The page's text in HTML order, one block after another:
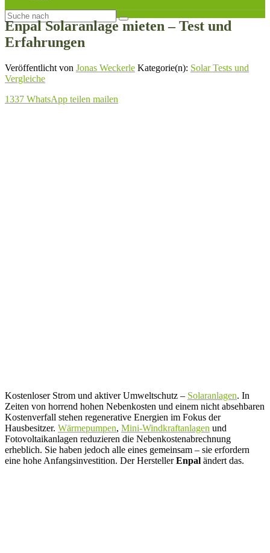
Enpal Solaranlage mieten – Test und
Erfahrungen
Veröffentlicht von Jonas Weckerle Kategorie(n): Solar Tests und
Vergleiche
1337 WhatsApp teilen mailen
Kostenloser Strom und aktiver Umweltschutz – Solaranlagen. In
Zeiten von horrend hohen Nebenkosten und einem nicht absehbaren
Kostenverfall stehen regenerative Energien im Fokus der
Hausbesitzer. Wärmepumpen, Mini-Windkraftanlagen und
Fotovoltaikanlagen reduzieren die Nebenkostenabrechnung
erheblich. Sie haben jedoch alle eines gemeinsam – sie erfordern
eine hohe Anfangsinvestition. Der HerstellerEnpal ändert das.